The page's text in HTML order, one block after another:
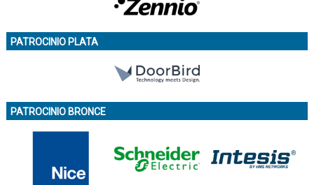
PATROCINIO PLATA
PATROCINIO BRONCE